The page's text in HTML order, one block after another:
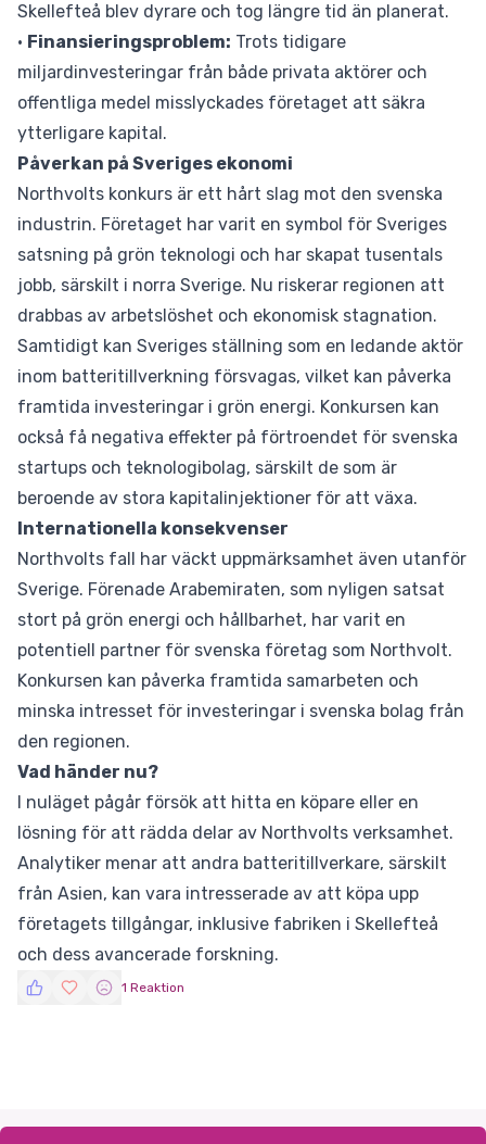
Skellefteå blev dyrare och tog längre tid än planerat.
• Finansieringsproblem: Trots tidigare
miljardinvesteringar från både privata aktörer och
offentliga medel misslyckades företaget att säkra
ytterligare kapital.
Påverkan på Sveriges ekonomi
Northvolts konkurs är ett hårt slag mot den svenska
industrin. Företaget har varit en symbol för Sveriges
satsning på grön teknologi och har skapat tusentals
jobb, särskilt i norra Sverige. Nu riskerar regionen att
drabbas av arbetslöshet och ekonomisk stagnation.
Samtidigt kan Sveriges ställning som en ledande aktör
inom batteritillverkning försvagas, vilket kan påverka
framtida investeringar i grön energi. Konkursen kan
också få negativa effekter på förtroendet för svenska
startups och teknologibolag, särskilt de som är
beroende av stora kapitalinjektioner för att växa.
Internationella konsekvenser
Northvolts fall har väckt uppmärksamhet även utanför
Sverige. Förenade Arabemiraten, som nyligen satsat
stort på grön energi och hållbarhet, har varit en
potentiell partner för svenska företag som Northvolt.
Konkursen kan påverka framtida samarbeten och
minska intresset för investeringar i svenska bolag från
den regionen.
Vad händer nu?
I nuläget pågår försök att hitta en köpare eller en
lösning för att rädda delar av Northvolts verksamhet.
Analytiker menar att andra batteritillverkare, särskilt
från Asien, kan vara intresserade av att köpa upp
företagets tillgångar, inklusive fabriken i Skellefteå
och dess avancerade forskning.
1 Reaktion